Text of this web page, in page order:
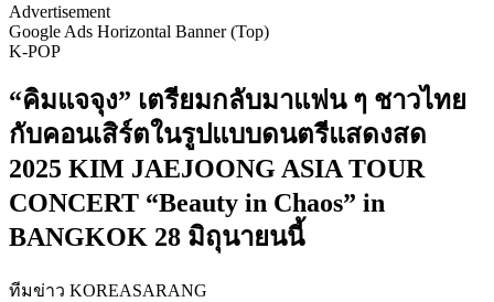
Advertisement
Google Ads Horizontal Banner (Top)
K-POP
“คิมแจจุง” เตรียมกลับมาแฟน ๆ ชาวไทย
กับคอนเสิร์ตในรูปแบบดนตรีแสดงสด
2025 KIM JAEJOONG ASIA TOUR
CONCERT “Beauty in Chaos” in
BANGKOK 28 มิถุนายนนี้
ทีมข่าว KOREASARANG